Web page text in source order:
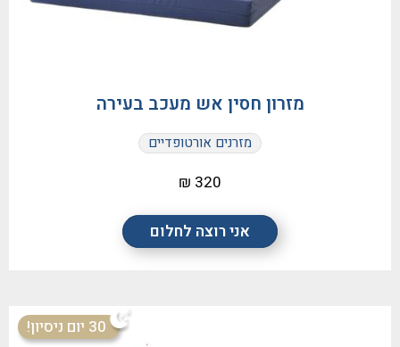
אני רוצה לחלום
מזרון חסין אש מעכב בעירה
מזרנים אורטופדיים
320 ₪
30 יום ניסיון!